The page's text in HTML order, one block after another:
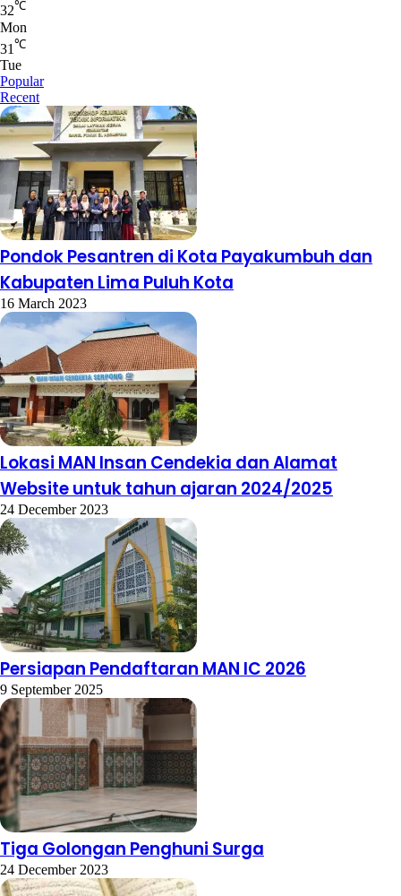
32℃
Mon
31 ℃
Tue
Popular
Recent
Pondok Pesantren di Kota Payakumbuh dan
Kabupaten Lima Puluh Kota
16 March 2023
Lokasi MAN Insan Cendekia dan Alamat
Website untuk tahun ajaran 2024/2025
24 December 2023
Persiapan Pendaftaran MAN IC 2026
9 September 2025
Tiga Golongan Penghuni Surga
24 December 2023